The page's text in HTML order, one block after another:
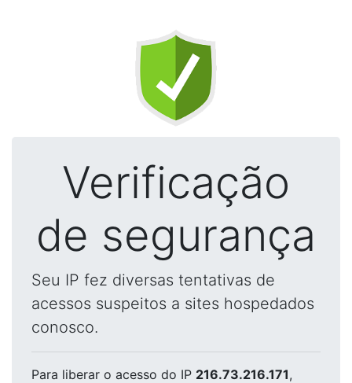
Verificação
de segurança
Seu IP fez diversas tentativas de
acessos suspeitos a sites hospedados
conosco.
Para liberar o acesso do IP 216.73.216.171,